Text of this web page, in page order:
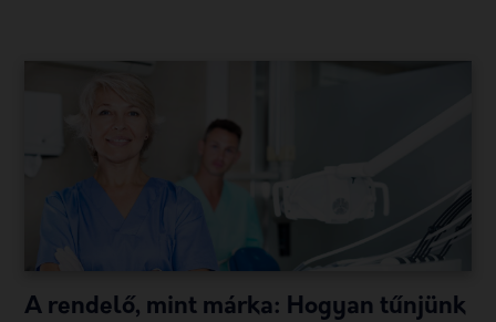
A rendelő, mint márka: Hogyan tűnjünk